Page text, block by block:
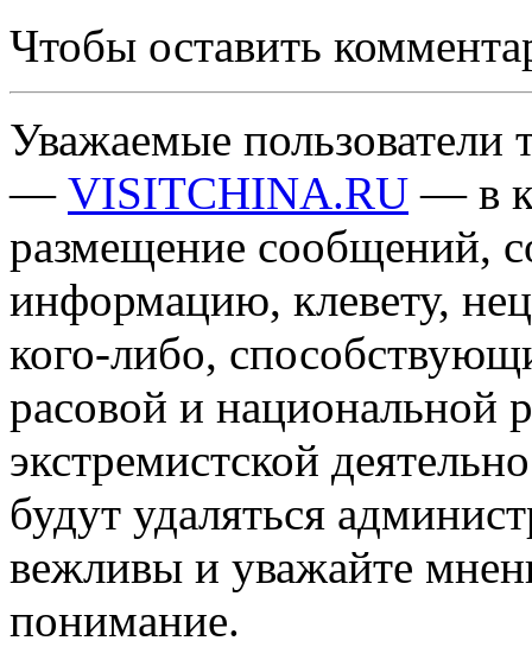
Чтобы оставить
Уважаемые пользователи
— VISITCHINA.RU — в
размещение сообщений,
информацию, клевету,
кого-либо,
расовой и национальной
экстремистской
будут удаляться
вежливы и уважайте
понимание.